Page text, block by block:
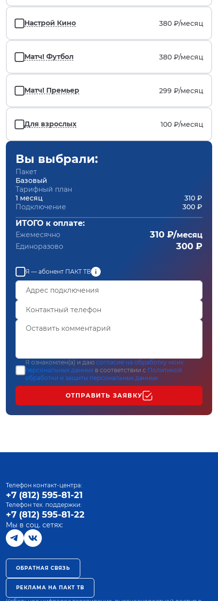
Настрой Кино 380 ₽/месяц
Матч! Футбол 380 ₽/месяц
Матч! Премьер 299 ₽/месяц
Для взрослых 100 ₽/месяц
Вы выбрали:
Пакет
Базовый
Тарифный план
1 месяц
310 ₽
Подключение
300 ₽
ИТОГО к оплате:
Ежемесячно 310 ₽/месяц
Единоразово 300 ₽
Я — абонент ПАКТ ТВ
Я ознакомлен(а) и даю согласие на обработку моих
персональных данных в соответствии с Политикой
обработки и защиты персональных данных
ОТПРАВИТЬ ЗАЯВКУ
Телефон контакт-центра:
+7 (812) 595-81-21
Телефон тех. поддержки:
+7 (812) 595-81-22
Мы в соц. сетях:
ОБРАТНАЯ СВЯЗЬ
РЕКЛАМА НА ПАКТ ТВ